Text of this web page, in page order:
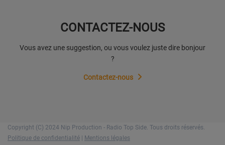
CONTACTEZ-NOUS
Vous avez une suggestion, ou vous voulez juste dire bonjour
?
Contactez-nous
Copyright (C) 2024 Nip Production - Radio Top Side. Tous droits réservés.
Politique de confidentialité
Mentions légales